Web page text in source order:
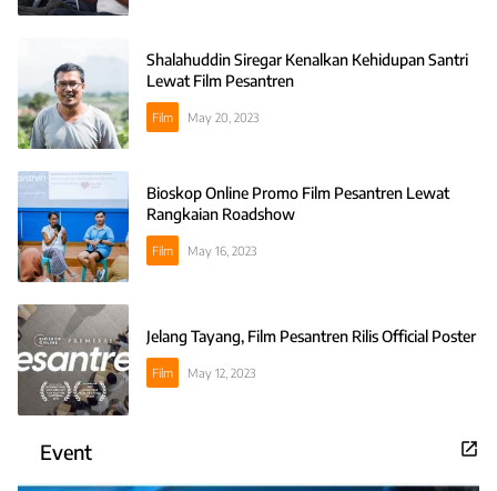
Shalahuddin Siregar Kenalkan Kehidupan Santri
Lewat Film Pesantren
Film May 20, 2023
Bioskop Online Promo Film Pesantren Lewat
Rangkaian Roadshow
Film May 16, 2023
Jelang Tayang, Film Pesantren Rilis Official Poster
Film May 12, 2023
Event